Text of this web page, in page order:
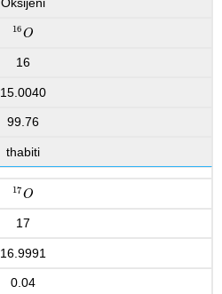
Oksijeni
16O
16O
16
15.0040
99.76
thabiti
17O
17O
17
16.9991
0.04